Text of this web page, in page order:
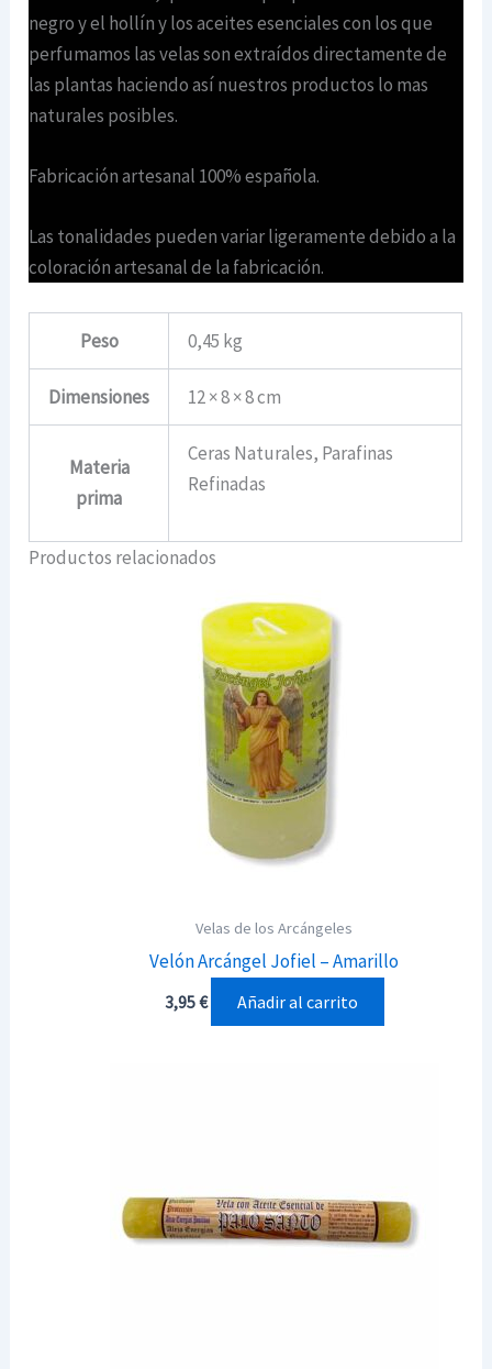
negro y el hollín y los aceites esenciales con los que
perfumamos las velas son extraídos directamente de
las plantas haciendo así nuestros productos lo mas
naturales posibles.
Fabricación artesanal 100% española.
Las tonalidades pueden variar ligeramente debido a la
coloración artesanal de la fabricación.
Peso 0,45 kg
Dimensiones 12 × 8 × 8 cm
Materia
prima
Ceras Naturales, Parafinas
Refinadas
Productos relacionados
Velas de los Arcángeles
Velón Arcángel Jofiel – Amarillo
3,95€ Añadir al carrito